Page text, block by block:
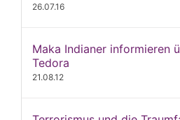
26.07.16
Maka Indianer informieren
Tedora
21.08.12